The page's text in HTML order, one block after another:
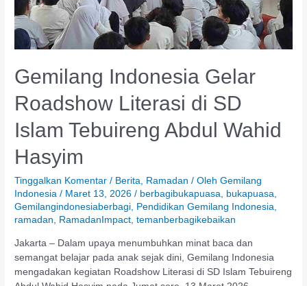
Gemilang Indonesia Gelar
Roadshow Literasi di SD
Islam Tebuireng Abdul Wahid
Hasyim
Tinggalkan Komentar / Berita, Ramadan / OlehGemilang
Indonesia/ Maret 13, 2026/ berbagibukapuasa, bukapuasa,
Gemilangindonesiaberbagi, Pendidikan Gemilang Indonesia,
ramadan, RamadanImpact,temanberbagikebaikan
Jakarta – Dalam upaya menumbuhkan minat baca dan
semangat belajar pada anak sejak dini, Gemilang Indonesia
mengadakan kegiatan Roadshow Literasi di SD Islam Tebuireng
Wahid
Hasyim